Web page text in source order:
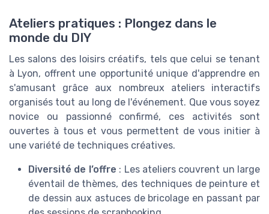
Ateliers pratiques : Plongez dans le
monde du DIY
Les salons des loisirs créatifs, tels que celui se tenant
à Lyon, offrent une opportunité unique d'apprendre en
s'amusant grâce aux nombreux ateliers interactifs
organisés tout au long de l'événement. Que vous soyez
novice ou passionné confirmé, ces activités sont
ouvertes à tous et vous permettent de vous initier à
une variété de techniques créatives.
Diversité de l’offre : Les ateliers couvrent un large
éventail de thèmes, des techniques de peinture et
de dessin aux astuces de bricolage en passant par